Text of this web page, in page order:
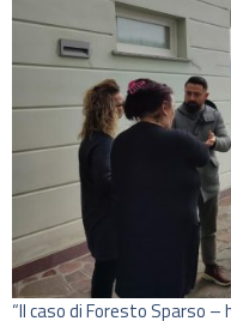
“Il caso di Foresto Sparso